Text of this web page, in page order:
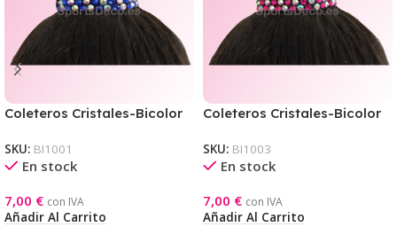
Coleteros Cristales-Bicolor
SKU: BI1001
En stock
7,00 € con IVA
Añadir Al Carrito
Coleteros Cristales-Bicolor
SKU: BI1003
En stock
7,00 € con IVA
Añadir Al Carrito